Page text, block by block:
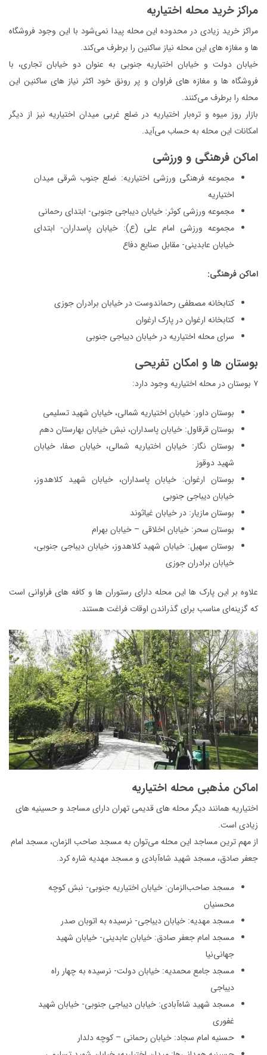
مراکز خرید محله اختیاریه
مراکز خرید زیادی در محدوده این محله پیدا نمی‌شود با این وجود فروشگاه
ها و مغازه های این محله نیاز ساکنین را برطرف می‌کند.
خیابان دولت و خیابان اختیاریه جنوبی به عنوان دو خیابان تجاری، با
فروشگاه ها و مغازه های فراوان و پر رونق خود اکثر نیاز های ساکنین این
محله را برطرف می‌کنند.
بازار روز میوه و تره‌بار اختیاریه در ضلع غربی میدان اختیاریه نیز از دیگر
امکانات این محله به حساب می‌آید.
اماکن فرهنگی و ورزشی
مجموعه فرهنگی ورزشی اختیاریه: ضلع جنوب شرقی میدان
اختیاریه
مجموعه ورزشی کوثر: خیابان دیباجی جنوبی- ابتدای رحمانی
مجموعه ورزشی امام علی (ع): خیابان پاسداران- ابتدای
خیابان عابدینی- مقابل صنایع دفاع
اماکن فرهنگی:
کتابخانه مصطفی رحماندوست در خیابان برادران جوزی
کتابخانه ارغوان در پارک ارغوان
سرای محله اختیاریه در خیابان دیباجی جنوبی
بوستان ها و امکان تفریحی
۷ بوستان در محله اختیاریه وجود دارد:
بوستان داور: خیابان اختیاریه شمالی، خیابان شهید تسلیمی
بوستان قرقاول: خیابان پاسداران، نبش خیابان بهارستان دهم
بوستان نگار: خیابان اختیاریه شمالی، خیابان صفا، خیابان
شهید دوقوز
بوستان ارغوان: خیابان پاسداران، خیابان شهید کلاهدوز،
خیابان دیباجی جنوبی
بوستان مازیار: در خیابان غیاثوند
بوستان سحر: خیابان اخلاقی – خیابان بهرام
بوستان سهیل: خیابان شهید کلاهدوز، خیابان دیباجی جنوبی،
خیابان برادران جوزی
علاوه بر این پارک ها این محله دارای رستوران ها و کافه های فراوانی است
که گزینه‌ای مناسب برای گذراندن اوقات فراغت هستند.
اماکن مذهبی محله اختیاریه
اختیاریه همانند دیگر محله های قدیمی تهران دارای مساجد و حسینیه های
زیادی است.
از مهم ترین مساجد این محله می‌توان به مسجد صاحب الزمان، مسجد امام
جعفر صادق، مسجد شهید شاه‌آبادی و مسجد مهدیه شاره کرد.
مسجد صاحب‌الزمان: خیابان اختیاریه جنوبی- نبش کوچه
محسنیان
مسجد مهدیه: خیابان دیباجی- نرسیده به اتوبان صدر
مسجد امام جعفر صادق: خیابان عابدینی- خیابان شهید
جهانی‌نیا
مسجد جامع محمدیه: خیابان دولت- نرسیده به چهار راه
دیباجی
مسجد شهید شاه‌آبادی: خیابان دیباجی جنوبی- خیابان شهید
غفوری
حسنیه امام سجاد: خیابان رحمانی – کوچه دلدار